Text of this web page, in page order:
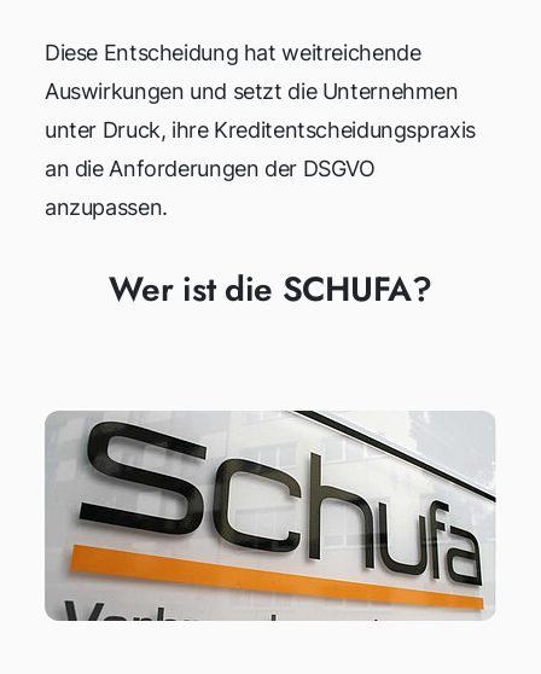
Diese Entscheidung hat weitreichende
Auswirkungen und setzt die Unternehmen
unter Druck, ihre Kreditentscheidungspraxis
an die Anforderungen der DSGVO
anzupassen.
Wer ist die SCHUFA?